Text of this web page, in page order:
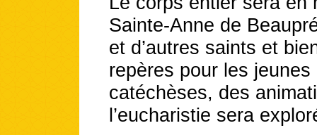
Sainte-Anne de
et d’autres saints et
repères pour les jeunes
catéchèses, des
l’eucharistie sera